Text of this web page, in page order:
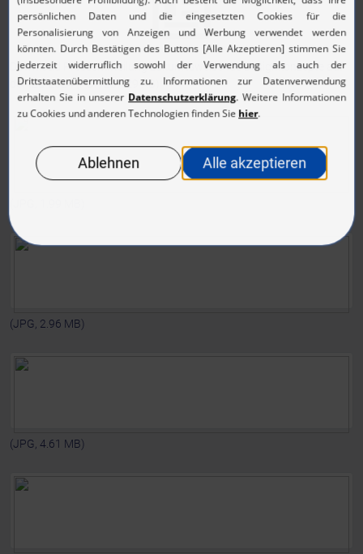
Download Pressemitteilung zukunftsweisende Designkonzepte auf
der IZB 2024(PDF, 287.29 KB)
(JPG, 2.96 MB)
(JPG, 4.61 MB)